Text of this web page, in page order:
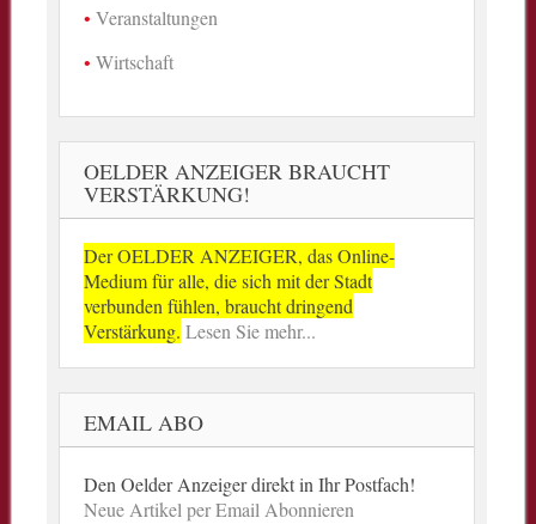
Veranstaltungen
Wirtschaft
OELDER ANZEIGER BRAUCHT
VERSTÄRKUNG!
Der OELDER ANZEIGER, das Online-
Medium für alle, die sich mit der Stadt
verbunden fühlen, braucht dringend
Verstärkung. Lesen Sie mehr...
EMAIL ABO
Den Oelder Anzeiger direkt in Ihr Postfach!
Neue Artikel per Email Abonnieren